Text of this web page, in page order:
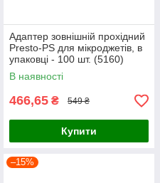
Адаптер зовнішній прохідний
Presto-PS для мікроджетів, в
упаковці - 100 шт. (5160)
В наявності
466,65 ₴ 549 ₴
Купити
–15%